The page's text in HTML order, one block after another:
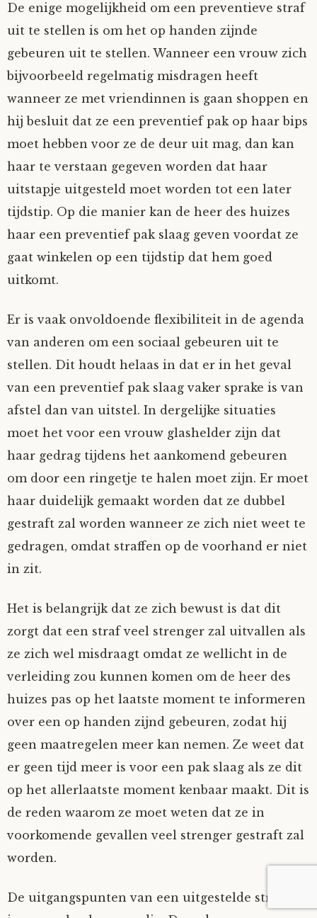
De enige mogelijkheid om een preventieve straf
uit te stellen is om het op handen zijnde
gebeuren uit te stellen. Wanneer een vrouw zich
bijvoorbeeld regelmatig misdragen heeft
wanneer ze met vriendinnen is gaan shoppen en
hij besluit dat ze een preventief pak op haar bips
moet hebben voor ze de deur uit mag, dan kan
haar te verstaan gegeven worden dat haar
uitstapje uitgesteld moet worden tot een later
tijdstip. Op die manier kan de heer des huizes
haar een preventief pak slaag geven voordat ze
gaat winkelen op een tijdstip dat hem goed
uitkomt.
Er is vaak onvoldoende flexibiliteit in de agenda
van anderen om een sociaal gebeuren uit te
stellen. Dit houdt helaas in dat er in het geval
van een preventief pak slaag vaker sprake is van
afstel dan van uitstel. In dergelijke situaties
moet het voor een vrouw glashelder zijn dat
haar gedrag tijdens het aankomend gebeuren
om door een ringetje te halen moet zijn. Er moet
haar duidelijk gemaakt worden dat ze dubbel
gestraft zal worden wanneer ze zich niet weet te
gedragen, omdat straffen op de voorhand er niet
in zit.
Het is belangrijk dat ze zich bewust is dat dit
zorgt dat een straf veel strenger zal uitvallen als
ze zich wel misdraagt omdat ze wellicht in de
verleiding zou kunnen komen om de heer des
huizes pas op het laatste moment te informeren
over een op handen zijnd gebeuren, zodat hij
geen maatregelen meer kan nemen. Ze weet dat
er geen tijd meer is voor een pak slaag als ze dit
op het allerlaatste moment kenbaar maakt. Dit is
de reden waarom ze moet weten dat ze in
voorkomende gevallen veel strenger gestraft zal
worden.
De uitgangspunten van een uitgestelde straf zijn